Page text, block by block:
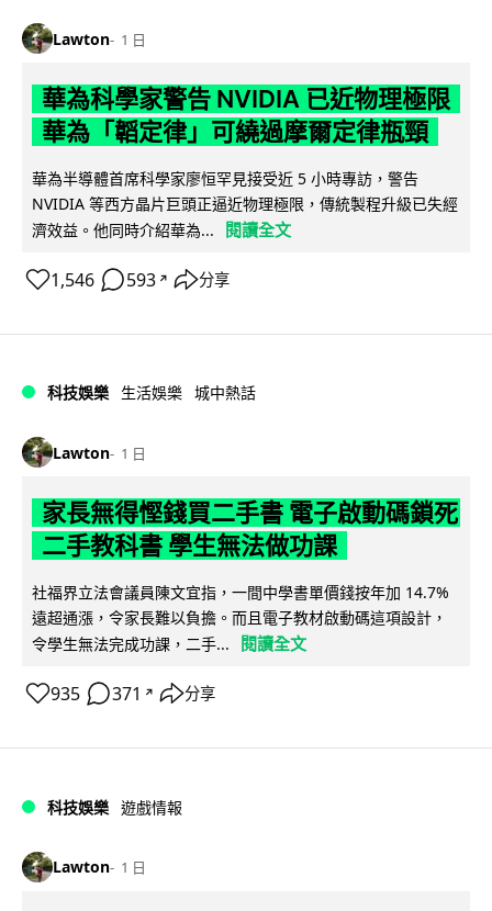
Lawton 1 日
華為科學家警告 NVIDIA 已近物理極限
華為「韜定律」可繞過摩爾定律瓶頸
華為半導體首席科學家廖恒罕見接受近 5 小時專訪，警告
NVIDIA 等西方晶片巨頭正逼近物理極限，傳統製程升級已失經
濟效益。他同時介紹華為...
閱讀全文
1,546 593 ↗ 分享
科技娛樂 生活娛樂 城中熱話
Lawton 1 日
家長無得慳錢買二手書 電子啟動碼鎖死
二手教科書 學生無法做功課
社福界立法會議員陳文宜指，一間中學書單價錢按年加 14.7%
遠超通漲，令家長難以負擔。而且電子教材啟動碼這項設計，
令學生無法完成功課，二手...
閱讀全文
935 371 ↗ 分享
科技娛樂 遊戲情報
Lawton 1 日